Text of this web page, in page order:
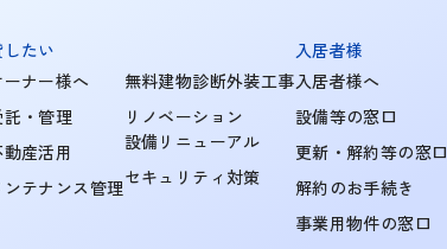
たい
ーナー様へ
託・管理
産活用
ンテナンス管理
無料建物診断外装工事
リノベーション
設備リニューアル
セキュリティ対策
入居者様
入居者様へ
設備等の窓口
更新・解約等の窓口
解約のお手続き
事業用物件の窓口